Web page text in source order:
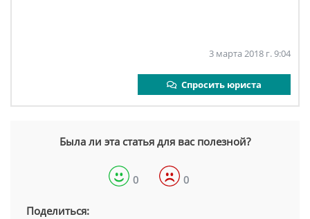
3 марта 2018 г. 9:04
Спросить юриста
Была ли эта статья для вас полезной?
0 0
Поделиться: